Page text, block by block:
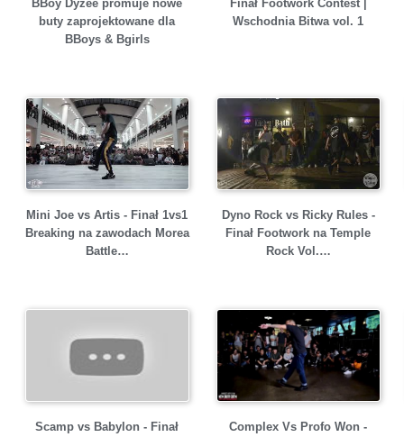
BBoy Dyzee promuje nowe
buty zaprojektowane dla
BBoys & Bgirls
Finał Footwork Contest |
Wschodnia Bitwa vol. 1
Mini Joe vs Artis - Finał 1vs1
Breaking na zawodach Morea
Battle…
Dyno Rock vs Ricky Rules -
Finał Footwork na Temple
Rock Vol.…
Scamp vs Babylon - Finał
Complex Vs Profo Won -